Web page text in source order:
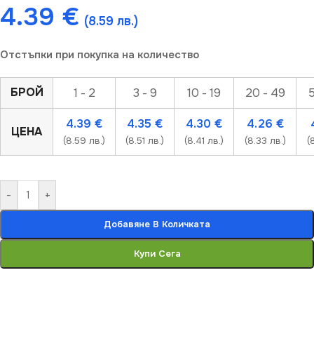
4.39 € (8.59 лв.)
Отстъпки при покупка на количество
БРОЙ 1 - 2 3 - 9 10 - 19 20 - 49
ЦЕНА
4.39 €
(8.59 лв.)
4.35 €
(8.51 лв.)
4.30 €
(8.41 лв.)
4.26 €
(8.33 лв.)
- +
Добавяне В Количката
Купи Сега